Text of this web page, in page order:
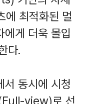
에 최적화된 멀
에게 더욱 몰입
다.
서 동시에 시청
view)로 선